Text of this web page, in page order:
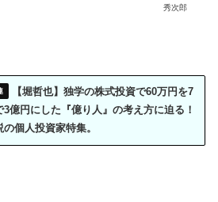
秀次郎
【堀哲也】独学の株式投資で60万円を7
3億円にした『億り人』の考え方に迫る！
の個人投資家特集。